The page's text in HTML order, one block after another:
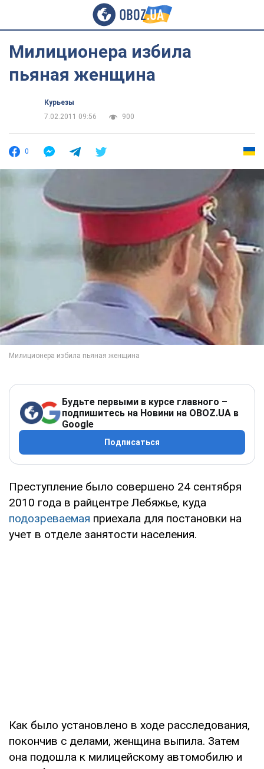
Милиционера избила
пьяная женщина
Курьезы
7.02.2011 09:56
900
0
Будьте первыми в курсе главного –
подпишитесь на Новини на OBOZ.UA в
Google
Подписаться
Преступление было совершено 24 сентября
2010 года в райцентре Лебяжье, куда
подозреваемая приехала для постановки на
учет в отделе занятости населения.
Как было установлено в ходе расследования,
покончив с делами, женщина выпила. Затем
она подошла к милицейскому автомобилю и